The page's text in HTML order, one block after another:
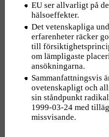
EU ser allvarligt på
hälsoeffekter.
Det vetenskapliga
erfarenheter räcker
till
om lämpligaste
ansökningarna.
Sammanfattningsvis
ovetenskapligt och
sin ståndpunkt
1999-03-24 med
missvisande.